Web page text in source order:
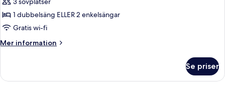
1 dubbelsäng ELLER 2 enkelsängar
Gratis wi-fi
Mer information
Mer
(Executive)
Se priser